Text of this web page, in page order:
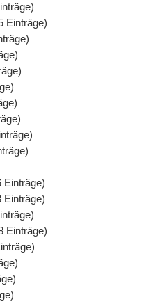
Einträge)
Einträge)
Einträge)
Einträge)